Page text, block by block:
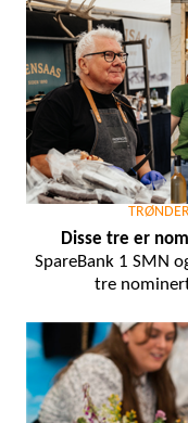
Disse tre er
SpareBank 1 SMN
tre